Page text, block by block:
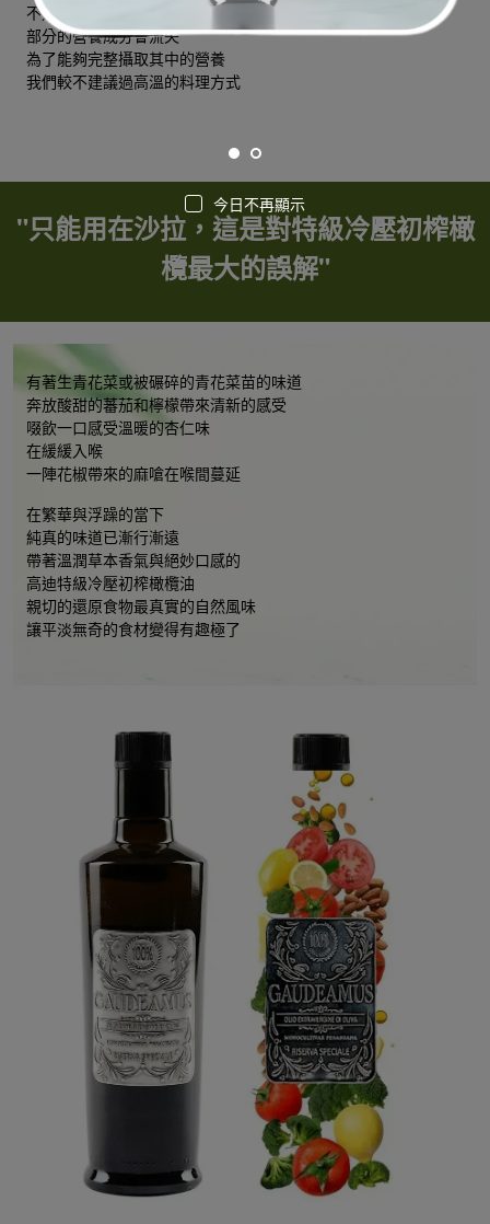
不過，特級冷壓初榨橄欖油 若太高溫烹調
部分的營養成分會流失
為了能夠完整攝取其中的營養
我們較不建議過高溫的料理方式
"只能用在沙拉，這是對特級冷壓初榨橄
欖最大的誤解"
有著生青花菜或被碾碎的青花菜苗的味道
奔放酸甜的蕃茄和檸檬帶來清新的感受
啜飲一口感受溫暖的杏仁味
在緩緩入喉
一陣花椒帶來的麻嗆在喉間蔓延
在繁華與浮躁的當下
純真的味道已漸行漸遠
帶著溫潤草本香氣與絕妙口感的
高迪特級冷壓初榨橄欖油
親切的還原食物最真實的自然風味
讓平淡無奇的食材變得有趣極了
今日不再顯示